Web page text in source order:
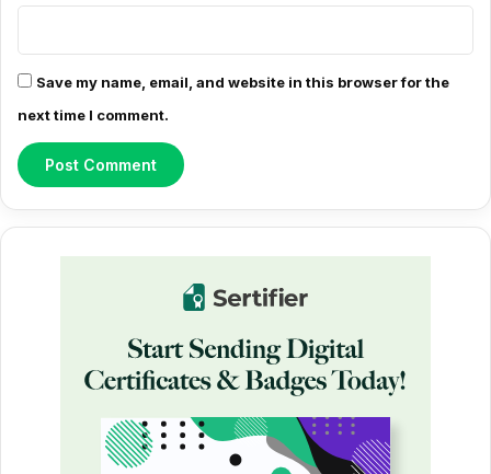
Save my name, email, and website in this browser for the
next time I comment.